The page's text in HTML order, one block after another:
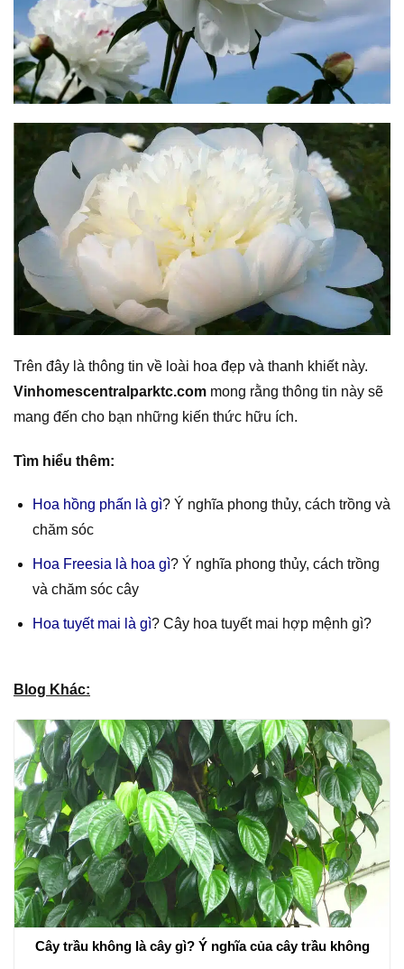
Trên đây là thông tin về loài hoa đẹp và thanh khiết này.
Vinhomescentralparktc.com mong rằng thông tin này sẽ
mang đến cho bạn những kiến thức hữu ích.
Tìm hiểu thêm:
Hoa hồng phấn là gì? Ý nghĩa phong thủy, cách trồng và
chăm sóc
Hoa Freesia là hoa gì? Ý nghĩa phong thủy, cách trồng
và chăm sóc cây
Hoa tuyết mai là gì? Cây hoa tuyết mai hợp mệnh gì?
Blog Khác:
Cây trầu không là cây gì? Ý nghĩa của cây trầu không